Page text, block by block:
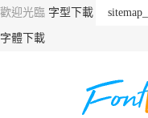
歡迎光臨 字型下載
字體下載